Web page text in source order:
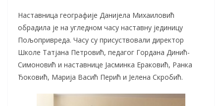
Наставница географије Данијела Михаиловић
обрадила је на угледном часу наставну јединицу
Пољопривреда. Часу су присуствовали директор
Школе Татјана Петровић, педагог Гордана Динић-
Симоновић и наставнице Јасминка Ераковић, Ранка
Ђоковић, Марија Васић Перић и Јелена Скробић.